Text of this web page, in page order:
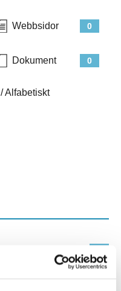
0
Webbsidor
0
Dokument
/Alfabetiskt